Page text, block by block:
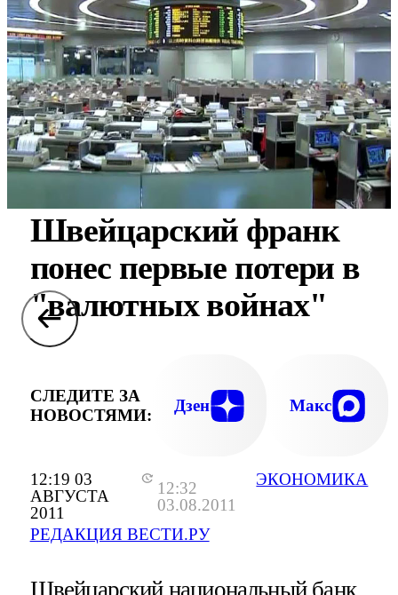
12:19 03
АВГУСТА
2011
12:32
03.08.2011
РЕДАКЦИЯ ВЕСТИ.РУ
ЭКОНОМИКА
Швейцарский франк
понес первые потери в
"валютных войнах"
СЛЕДИТЕ ЗА
НОВОСТЯМИ:
Дзен Макс